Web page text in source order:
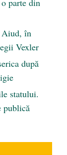
parte din
Aiud, în
Vexler
după
statului.
publică